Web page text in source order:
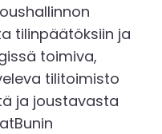
tilinpäätöksiin ja
toimiva,
tilitoimisto
ja joustavasta